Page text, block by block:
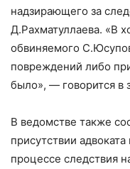
надзирающего за
Д.Рахматуллаева. «В
обвиняемого
повреждений либо
было», — говорится в
В ведомстве также
присутствии
процессе следствия